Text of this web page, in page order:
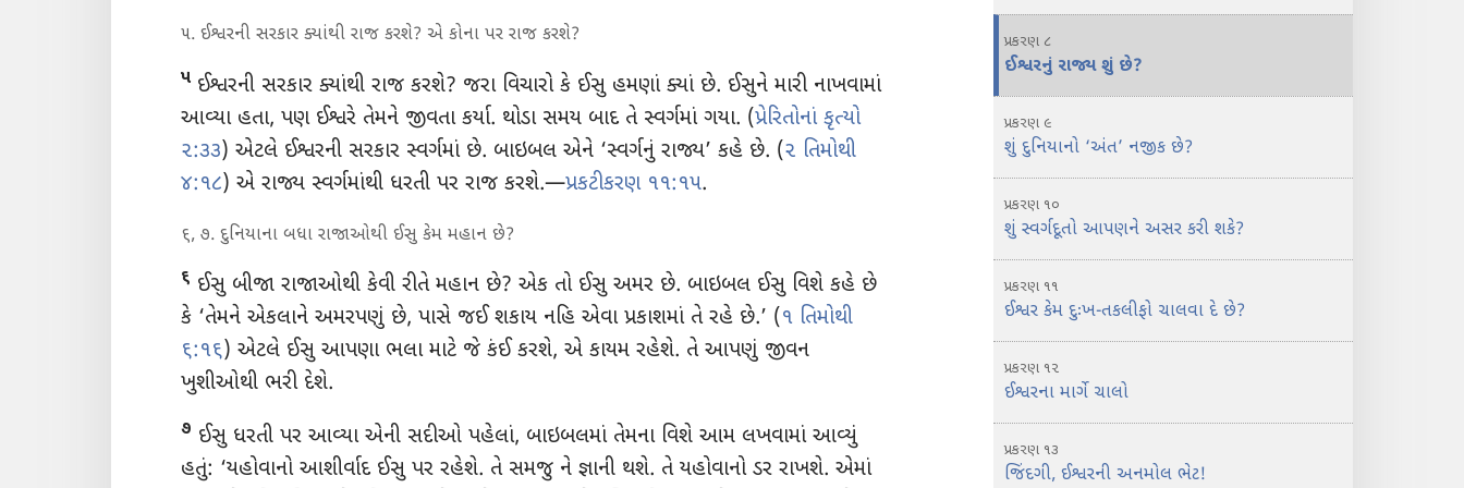
૫. ઈશ્વરની સરકાર ક્યાંથી રાજ કરશે? એ કોના પર રાજ કરશે?
૫ ઈશ્વરની સરકાર ક્યાંથી રાજ કરશે? જરા વિચારો કે ઈસુ હમણાં ક્યાં છે. ઈસુને મારી નાખવામાં
આવ્યા હતા, પણ ઈશ્વરે તેમને જીવતા કર્યા. થોડા સમય બાદ તે સ્વર્ગમાં ગયા. (પ્રેરિતોનાં કૃત્યો
૨:૩૩) એટલે ઈશ્વરની સરકાર સ્વર્ગમાં છે. બાઇબલ એને ‘સ્વર્ગનું રાજ્ય’ કહે છે. (૨ તિમોથી
૪:૧૮) એ રાજ્ય સ્વર્ગમાંથી ધરતી પર રાજ કરશે.—પ્રકટીકરણ ૧૧:૧૫.
૬, ૭. દુનિયાના બધા રાજાઓથી ઈસુ કેમ મહાન છે?
૬ ઈસુ બીજા રાજાઓથી કેવી રીતે મહાન છે? એક તો ઈસુ અમર છે. બાઇબલ ઈસુ વિશે કહે છે
કે ‘તેમને એકલાને અમરપણું છે, પાસે જઈ શકાય નહિ એવા પ્રકાશમાં તે રહે છે.’ (૧ તિમોથી
૬:૧૬) એટલે ઈસુ આપણા ભલા માટે જે કંઈ કરશે, એ કાયમ રહેશે. તે આપણું જીવન
ખુશીઓથી ભરી દેશે.
૭ ઈસુ ધરતી પર આવ્યા એની સદીઓ પહેલાં, બાઇબલમાં તેમના વિશે આમ લખવામાં આવ્યું
હતું: ‘યહોવાનો આશીર્વાદ ઈસુ પર રહેશે. તે સમજુ ને જ્ઞાની થશે. તે યહોવાનો ડર રાખશે. એમાં
પ્રકરણ ૮
ઈશ્વરનું રાજ્ય શું છે?
પ્રકરણ ૯
શું દુનિયાનો ‘અંત’ નજીક છે?
પ્રકરણ ૧૦
શું સ્વર્ગદૂતો આપણને અસર કરી શકે?
પ્રકરણ ૧૧
ઈશ્વર કેમ દુઃખ-તકલીફો ચાલવા દે છે?
પ્રકરણ ૧૨
ઈશ્વરના માર્ગે ચાલો
પ્રકરણ ૧૩
જિંદગી, ઈશ્વરની અનમોલ ભેટ!